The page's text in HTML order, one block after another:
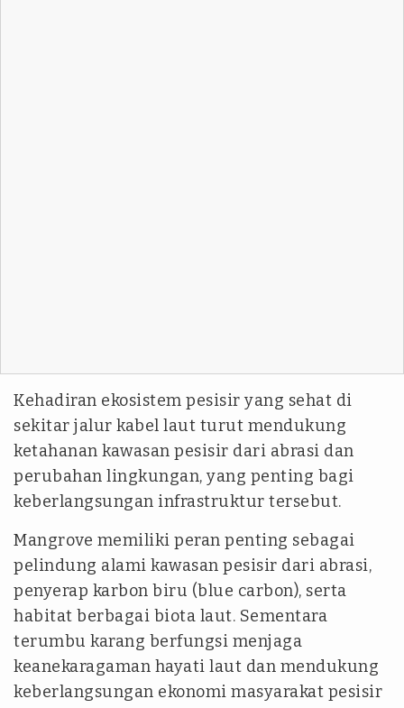
Kehadiran ekosistem pesisir yang sehat di
sekitar jalur kabel laut turut mendukung
ketahanan kawasan pesisir dari abrasi dan
perubahan lingkungan, yang penting bagi
keberlangsungan infrastruktur tersebut.
Mangrove memiliki peran penting sebagai
pelindung alami kawasan pesisir dari abrasi,
penyerap karbon biru (blue carbon), serta
habitat berbagai biota laut. Sementara
terumbu karang berfungsi menjaga
keanekaragaman hayati laut dan mendukung
keberlangsungan ekonomi masyarakat pesisir